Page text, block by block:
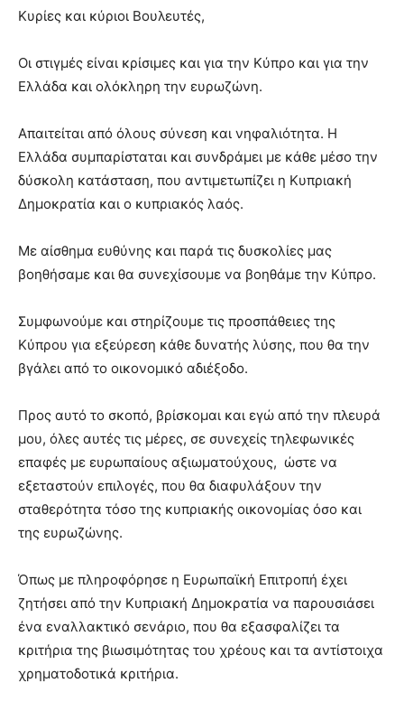
Κυρίες και κύριοι Βουλευτές,
Οι στιγμές είναι κρίσιμες και για την Κύπρο και για την
Ελλάδα και ολόκληρη την ευρωζώνη.
Απαιτείται από όλους σύνεση και νηφαλιότητα. Η
Ελλάδα συμπαρίσταται και συνδράμει με κάθε μέσο την
δύσκολη κατάσταση, που αντιμετωπίζει η Κυπριακή
Δημοκρατία και ο κυπριακός λαός.
Με αίσθημα ευθύνης και παρά τις δυσκολίες μας
βοηθήσαμε και θα συνεχίσουμε να βοηθάμε την Κύπρο.
Συμφωνούμε και στηρίζουμε τις προσπάθειες της
Κύπρου για εξεύρεση κάθε δυνατής λύσης, που θα την
βγάλει από το οικονομικό αδιέξοδο.
Προς αυτό το σκοπό, βρίσκομαι και εγώ από την πλευρά
μου, όλες αυτές τις μέρες, σε συνεχείς τηλεφωνικές
επαφές με ευρωπαίους αξιωματούχους, ώστε να
εξεταστούν επιλογές, που θα διαφυλάξουν την
σταθερότητα τόσο της κυπριακής οικονομίας όσο και
της ευρωζώνης.
Όπως με πληροφόρησε η Ευρωπαϊκή Επιτροπή έχει
ζητήσει από την Κυπριακή Δημοκρατία να παρουσιάσει
ένα εναλλακτικό σενάριο, που θα εξασφαλίζει τα
κριτήρια της βιωσιμότητας του χρέους και τα αντίστοιχα
χρηματοδοτικά κριτήρια.